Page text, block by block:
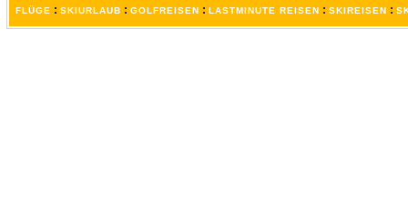
FLÜGE : SKIURLAUB : GOLFREISEN : LASTMINUTE REISEN : SKIREISEN :